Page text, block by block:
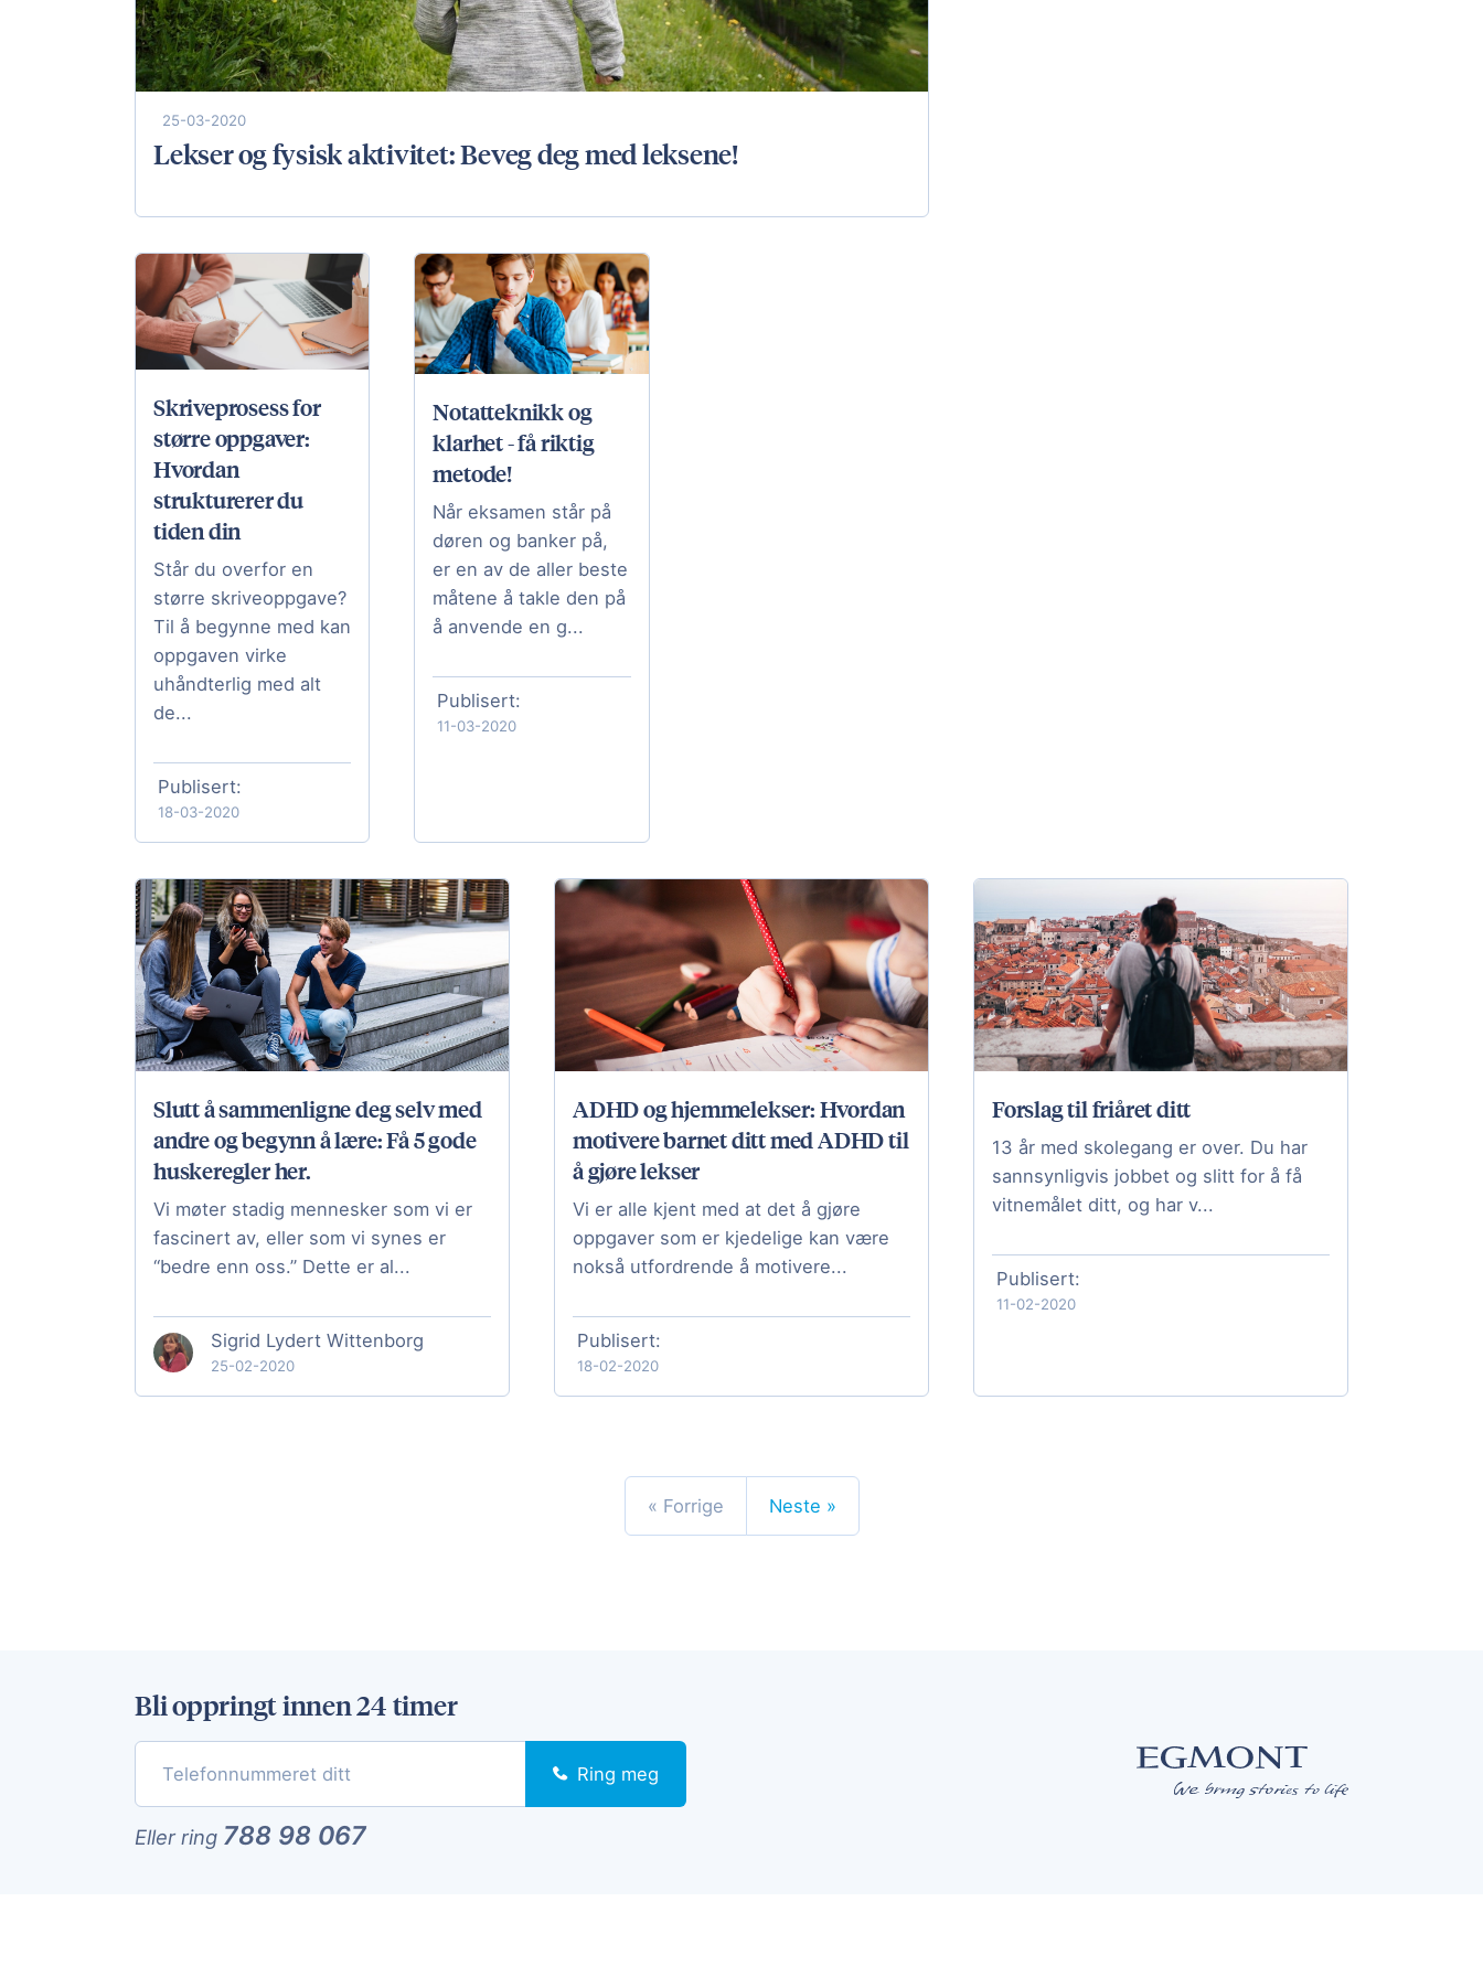
25-03-2020
Lekser og fysisk aktivitet: Beveg deg med leksene!
Skriveprosess for
større oppgaver:
Hvordan
strukturerer du
tiden din
Står du overfor en
større skriveoppgave?
Til å begynne med kan
oppgaven virke
uhåndterlig med alt
de...
Publisert:
18-03-2020
Notatteknikk og
klarhet - få riktig
metode!
Når eksamen står på
døren og banker på,
er en av de aller beste
måtene å takle den på
å anvende en g...
Publisert:
11-03-2020
Slutt å sammenligne deg selv med
andre og begynn å lære: Få 5 gode
huskeregler her.
Vi møter stadig mennesker som vi er
fascinert av, eller som vi synes er
“bedre enn oss.” Dette er al...
Sigrid Lydert Wittenborg
25-02-2020
ADHD og hjemmelekser: Hvordan
motivere barnet ditt med ADHD til
å gjøre lekser
Vi er alle kjent med at det å gjøre
oppgaver som er kjedelige kan være
nokså utfordrende å motivere...
Publisert:
18-02-2020
Forslag til friåret ditt
13 år med skolegang er over. Du har
sannsynligvis jobbet og slitt for å få
vitnemålet ditt, og har v...
Publisert:
11-02-2020
« Forrige Neste »
Bli oppringt innen 24 timer
Ring meg
Eller ring 788 98 067